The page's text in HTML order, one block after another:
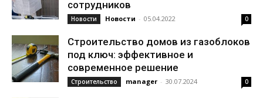
сотрудников
Новости Новости - 05.04.2022 0
Строительство домов из газоблоков
под ключ: эффективное и
современное решение
Строительство manager - 30.07.2024 0